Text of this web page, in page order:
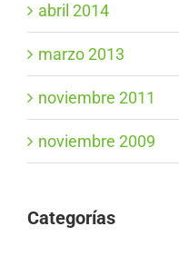
abril 2014
marzo 2013
noviembre 2011
noviembre 2009
Categorías